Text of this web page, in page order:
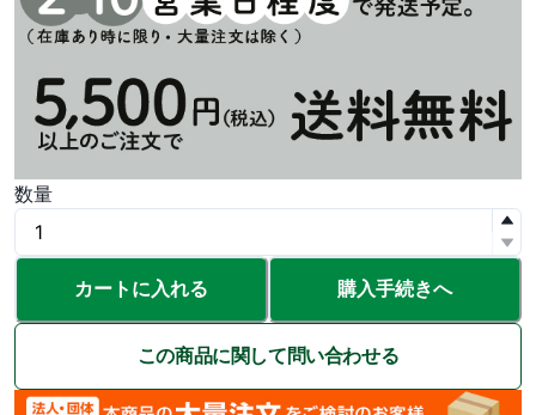
数量
カートに入れる 購入手続きへ
この商品に関して問い合わせる